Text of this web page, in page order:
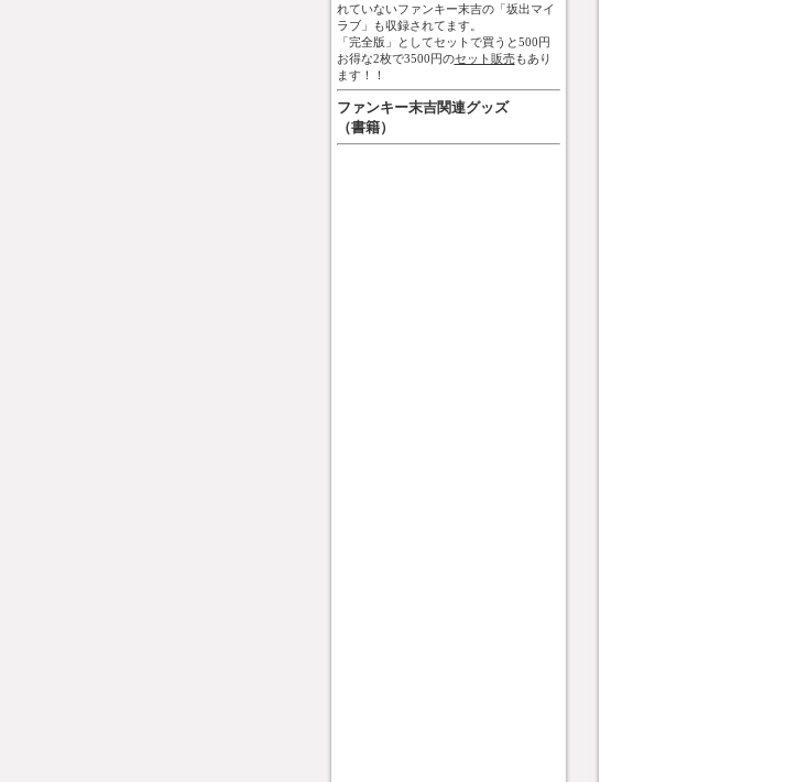
れていないファンキー末吉の「坂出マイ
ラブ」も収録されてます。
「完全版」としてセットで買うと500円
お得な2枚で3500円のセット販売もあり
ます！！
ファンキー末吉関連グッズ
（書籍）